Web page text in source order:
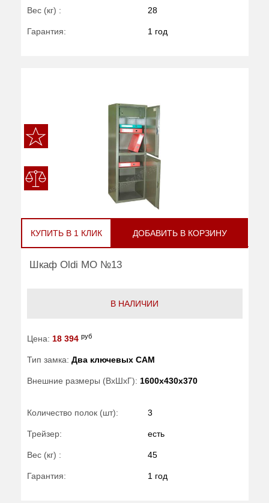
Вес (кг) : 28
Гарантия: 1 год
КУПИТЬ В 1 КЛИК ДОБАВИТЬ В КОРЗИНУ
Шкаф Oldi МО №13
В НАЛИЧИИ
Цена: 18 394 руб
Тип замка: Два ключевых САМ
Внешние размеры (ВхШхГ): 1600x430x370
Количество полок (шт): 3
Трейзер: есть
Вес (кг) : 45
Гарантия: 1 год